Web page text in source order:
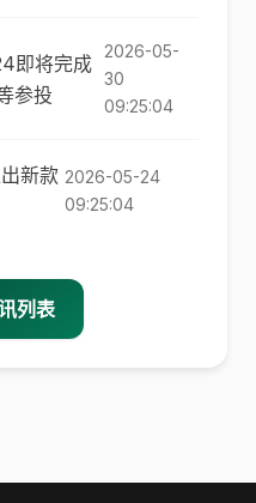
即将完成
参投
2026-05-
30
09:25:04
新款 2026-05-24
09:25:04
列表